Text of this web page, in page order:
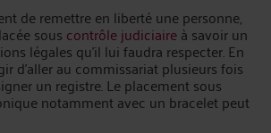
de remettre en liberté une personne,
sous contrôle judiciaireà savoir un
légales qu'il lui faudra respecter. En
d'aller au commissariat plusieurs fois
un registre. Le placement sous
notamment avec un bracelet peut